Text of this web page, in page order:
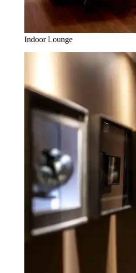
Indoor Lounge